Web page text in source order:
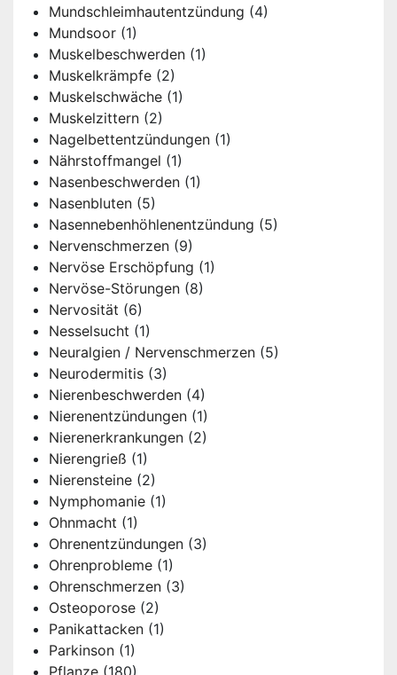
Mundschleimhautentzündung (4)
Mundsoor (1)
Muskelbeschwerden (1)
Muskelkrämpfe (2)
Muskelschwäche (1)
Muskelzittern (2)
Nagelbettentzündungen (1)
Nährstoffmangel (1)
Nasenbeschwerden (1)
Nasenbluten (5)
Nasennebenhöhlenentzündung (5)
Nervenschmerzen (9)
Nervöse Erschöpfung (1)
Nervöse-Störungen (8)
Nervosität (6)
Nesselsucht (1)
Neuralgien / Nervenschmerzen (5)
Neurodermitis (3)
Nierenbeschwerden (4)
Nierenentzündungen (1)
Nierenerkrankungen (2)
Nierengrieß (1)
Nierensteine (2)
Nymphomanie (1)
Ohnmacht (1)
Ohrenentzündungen (3)
Ohrenprobleme (1)
Ohrenschmerzen (3)
Osteoporose (2)
Panikattacken (1)
Parkinson (1)
Pflanze (180)